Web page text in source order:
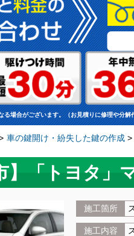
場合がございます。（お見積りに修理や分解
車の鍵開け・紛失した鍵の作成 >
】「トヨタ」
施工箇所
施工内容